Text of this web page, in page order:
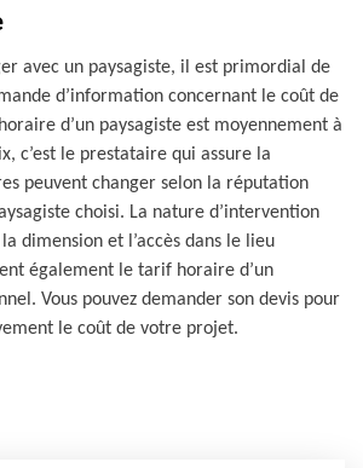
avec un paysagiste, il est primordial de
d’information concernant le coût de
d’un paysagiste est moyennement à
c’est le prestataire qui assure la
peuvent changer selon la réputation
choisi. La nature d’intervention
dimension et l’accès dans le lieu
également le tarif horaire d’un
Vous pouvez demander son devis pour
le coût de votre projet.